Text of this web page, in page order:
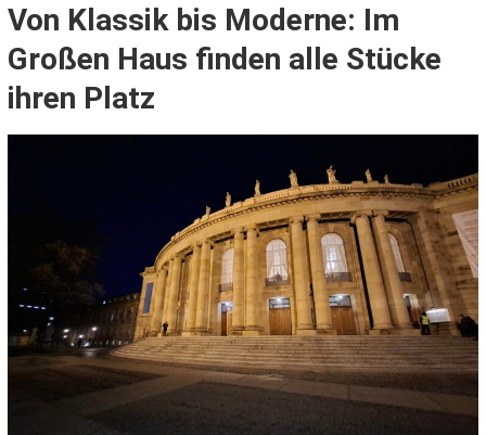
Von Klassik bis Moderne: Im
Großen Haus finden alle Stücke
ihren Platz